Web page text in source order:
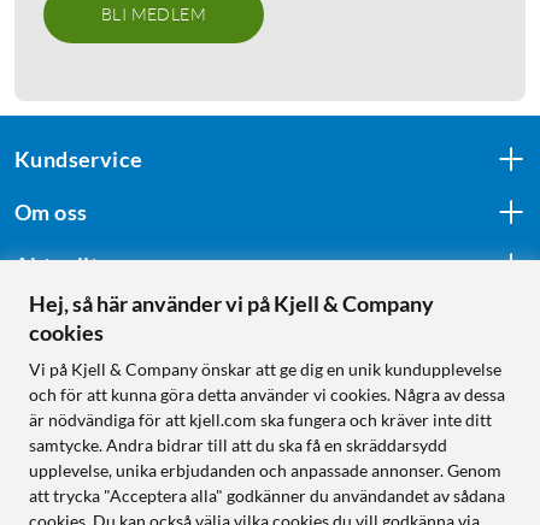
BLI MEDLEM
Kundservice
Om oss
Aktuellt
Följ oss
Handla från:
Sverige
Hej, så här använder vi på Kjell & Company
cookies
Vi på Kjell & Company önskar att ge dig en unik kundupplevelse
och för att kunna göra detta använder vi cookies. Några av dessa
är nödvändiga för att kjell.com ska fungera och kräver inte ditt
samtycke. Andra bidrar till att du ska få en skräddarsydd
upplevelse, unika erbjudanden och anpassade annonser. Genom
att trycka "Acceptera alla" godkänner du användandet av sådana
cookies. Du kan också välja vilka cookies du vill godkänna via